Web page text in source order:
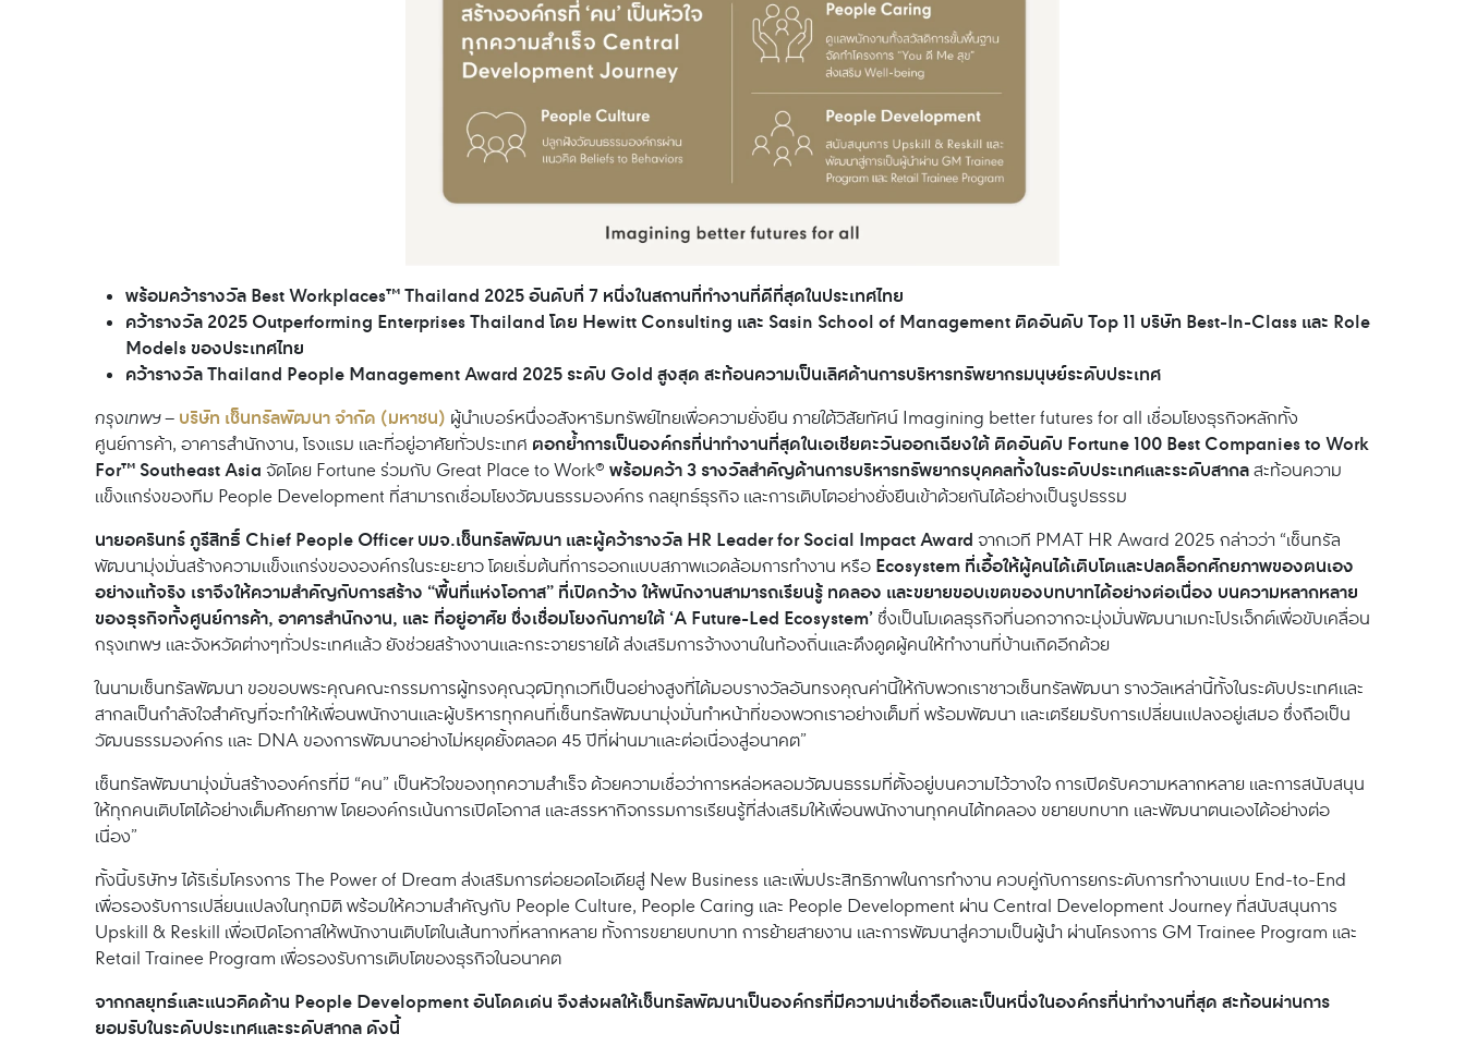
พร้อมคว้ารางวัล Best Workplaces™ Thailand 2025 อันดับที่ 7 หนึ่งในสถานที่ทำงานที่ดีที่สุดในประเทศไทย
คว้ารางวัล 2025 Outperforming Enterprises Thailand โดย Hewitt Consulting และ Sasin School of Management ติดอันดับ Top 11 บริษัท Best-In-Class และ Role
Models ของประเทศไทย
คว้ารางวัล Thailand People Management Award 2025 ระดับ Gold สูงสุด สะท้อนความเป็นเลิศด้านการบริหารทรัพยากรมนุษย์ระดับประเทศ
กรุงเทพฯ – บริษัท เซ็นทรัลพัฒนา จำกัด (มหาชน) ผู้นำเบอร์หนึ่งอสังหาริมทรัพย์ไทยเพื่อความยั่งยืน ภายใต้วิสัยทัศน์ Imagining better futures for all เชื่อมโยงธุรกิจหลักทั้ง
ศูนย์การค้า, อาคารสำนักงาน, โรงแรม และที่อยู่อาศัยทั่วประเทศ ตอกย้ำการเป็นองค์กรที่น่าทำงานที่สุดในเอเชียตะวันออกเฉียงใต้ ติดอันดับ Fortune 100 Best Companies to Work
For™ Southeast Asia จัดโดย Fortune ร่วมกับ Great Place to Work® พร้อมคว้า 3 รางวัลสำคัญด้านการบริหารทรัพยากรบุคคลทั้งในระดับประเทศและระดับสากลสะท้อนความ
แข็งแกร่งของทีม People Development ที่สามารถเชื่อมโยงวัฒนธรรมองค์กร กลยุทธ์ธุรกิจ และการเติบโตอย่างยั่งยืนเข้าด้วยกันได้อย่างเป็นรูปธรรม
นายอครินทร์ ภูรีสิทธิ์ Chief People Officer บมจ.เซ็นทรัลพัฒนา และผู้คว้ารางวัล HR Leader for Social Impact Award จากเวที PMAT HR Award 2025 กล่าวว่า “เซ็นทรัล
พัฒนามุ่งมั่นสร้างความแข็งแกร่งขององค์กรในระยะยาว โดยเริ่มต้นที่การออกแบบสภาพแวดล้อมการทำงาน หรือ Ecosystem ที่เอื้อให้ผู้คนได้เติบโตและปลดล็อกศักยภาพของตนเอง
อย่างแท้จริง เราจึงให้ความสำคัญกับการสร้าง “พื้นที่แห่งโอกาส” ที่เปิดกว้าง ให้พนักงานสามารถเรียนรู้ ทดลอง และขยายขอบเขตของบทบาทได้อย่างต่อเนื่อง บนความหลากหลาย
ของธุรกิจทั้งศูนย์การค้า, อาคารสำนักงาน, และ ที่อยู่อาศัย ซึ่งเชื่อมโยงกันภายใต้ ‘A Future-Led Ecosystem’ ซึ่งเป็นโมเดลธุรกิจที่นอกจากจะมุ่งมั่นพัฒนาเมกะโปรเจ็กต์เพื่อขับเคลื่อน
กรุงเทพฯ และจังหวัดต่างๆทั่วประเทศแล้ว ยังช่วยสร้างงานและกระจายรายได้ ส่งเสริมการจ้างงานในท้องถิ่นและดึงดูดผู้คนให้ทำงานที่บ้านเกิดอีกด้วย
ในนามเซ็นทรัลพัฒนา ขอขอบพระคุณคณะกรรมการผู้ทรงคุณวุฒิทุกเวทีเป็นอย่างสูงที่ได้มอบรางวัลอันทรงคุณค่านี้ให้กับพวกเราชาวเซ็นทรัลพัฒนา รางวัลเหล่านี้ทั้งในระดับประเทศและ
สากลเป็นกำลังใจสำคัญที่จะทำให้เพื่อนพนักงานและผู้บริหารทุกคนที่เซ็นทรัลพัฒนามุ่งมั่นทำหน้าที่ของพวกเราอย่างเต็มที่ พร้อมพัฒนา และเตรียมรับการเปลี่ยนแปลงอยู่เสมอ ซึ่งถือเป็น
วัฒนธรรมองค์กร และ DNA ของการพัฒนาอย่างไม่หยุดยั้งตลอด 45 ปีที่ผ่านมาและต่อเนื่องสู่อนาคต”
เซ็นทรัลพัฒนามุ่งมั่นสร้างองค์กรที่มี “คน” เป็นหัวใจของทุกความสำเร็จ ด้วยความเชื่อว่าการหล่อหลอมวัฒนธรรมที่ตั้งอยู่บนความไว้วางใจ การเปิดรับความหลากหลาย และการสนับสนุน
ให้ทุกคนเติบโตได้อย่างเต็มศักยภาพ โดยองค์กรเน้นการเปิดโอกาส และสรรหากิจกรรมการเรียนรู้ที่ส่งเสริมให้เพื่อนพนักงานทุกคนได้ทดลอง ขยายบทบาท และพัฒนาตนเองได้อย่างต่อ
เนื่อง”
ทั้งนี้บริษัทฯ ได้ริเริ่มโครงการ The Power of Dream ส่งเสริมการต่อยอดไอเดียสู่ New Business และเพิ่มประสิทธิภาพในการทำงาน ควบคู่กับการยกระดับการทำงานแบบ End-to-End
เพื่อรองรับการเปลี่ยนแปลงในทุกมิติ พร้อมให้ความสำคัญกับ People Culture, People Caring และ People Development ผ่าน Central Development Journey ที่สนับสนุนการ
Upskill & Reskill เพื่อเปิดโอกาสให้พนักงานเติบโตในเส้นทางที่หลากหลาย ทั้งการขยายบทบาท การย้ายสายงาน และการพัฒนาสู่ความเป็นผู้นำ ผ่านโครงการ GM Trainee Program และ
Retail Trainee Program เพื่อรองรับการเติบโตของธุรกิจในอนาคต
จากกลยุทธ์และแนวคิดด้าน People Development อันโดดเด่น จึงส่งผลให้เซ็นทรัลพัฒนาเป็นองค์กรที่มีความน่าเชื่อถือและเป็นหนึ่งในองค์กรที่น่าทำงานที่สุด สะท้อนผ่านการ
ยอมรับในระดับประเทศและระดับสากล ดังนี้